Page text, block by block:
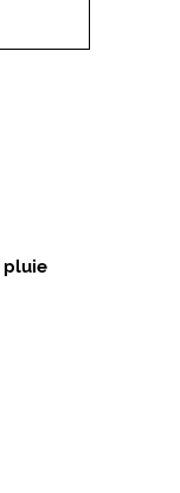
pluie